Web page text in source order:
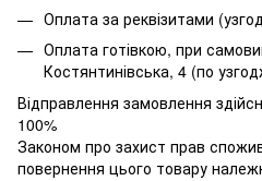
Оплата за реквізитами
Оплата готівкою, при
Костянтинівська, 4 (по
Відправлення замовлення
100%
Законом про захист прав
повернення цього товару